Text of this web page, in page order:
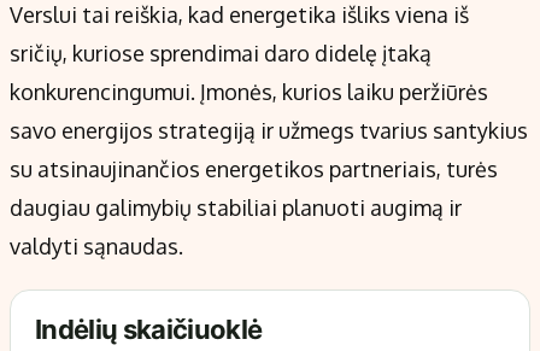
Verslui tai reiškia, kad energetika išliks viena iš
sričių, kuriose sprendimai daro didelę įtaką
konkurencingumui. Įmonės, kurios laiku peržiūrės
savo energijos strategiją ir užmegs tvarius santykius
su atsinaujinančios energetikos partneriais, turės
daugiau galimybių stabiliai planuoti augimą ir
valdyti sąnaudas.